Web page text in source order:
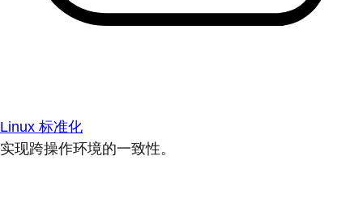
Linux 标准化
实现跨操作环境的一致性。